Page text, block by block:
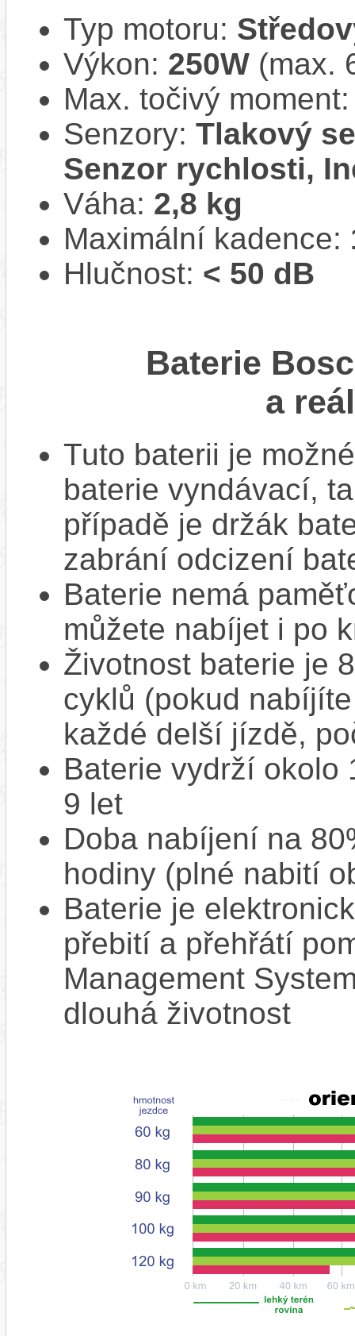
Typ motoru:
Výkon: 250W (max.
Max. točivý
Senzory: Tlakový
Senzor rychlosti,
Váha: 2,8 kg
Maximální kadence:
Hlučnost: < 50 dB
Baterie
a
Tuto baterii je
baterie vyndávací,
případě je držák
zabrání odcizení
Baterie nemá
můžete nabíjet i po
Životnost baterie je
cyklů (pokud
každé delší jízdě,
Baterie vydrží okolo
9 let
Doba nabíjení na
hodiny (plné nabití
Baterie je
přebití a přehřátí
Management
dlouhá životnost